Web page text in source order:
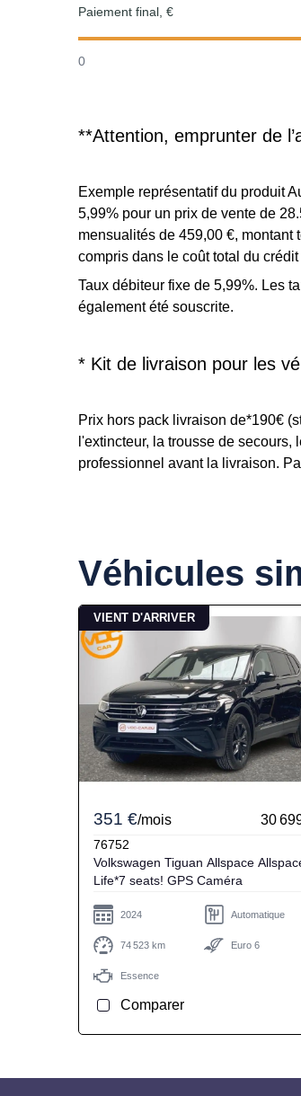
Paiement final, €
0
**Attention, emprunter de
Exemple représentatif du produit
5,99% pour un prix de vente de
mensualités de 459,00 €, montant
compris dans le coût total du crédit
Taux débiteur fixe de 5,99%. Les
également été souscrite.
* Kit de livraison pour les
Prix hors pack livraison de*190€
l'extincteur, la trousse de
professionnel avant la livraison.
Véhicules
VIENT D'ARRIVER
351 €/mois 30
76752
Volkswagen Tiguan Allspace Allspace
Life*7 seats! GPS Caméra
2024 Automatique
74 523 km Euro 6
Essence
Comparer